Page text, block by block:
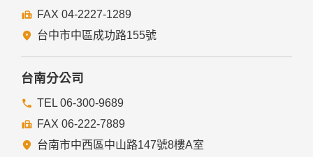
FAX 04-2227-1289
台中市中區成功路155號
台南分公司
TEL 06-300-9689
FAX 06-222-7889
台南市中西區中山路147號8樓A室